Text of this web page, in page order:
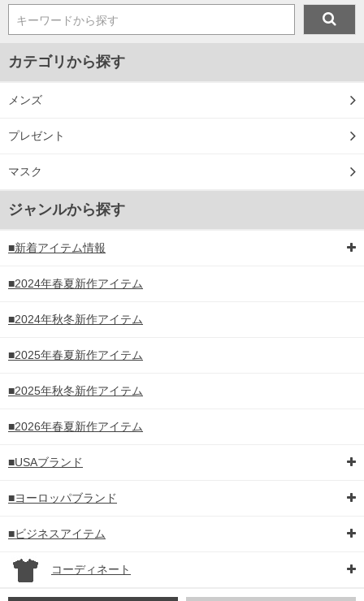
キーワードから探す
カテゴリから探す
メンズ
プレゼント
マスク
ジャンルから探す
■新着アイテム情報
■2024年春夏新作アイテム
■2024年秋冬新作アイテム
■2025年春夏新作アイテム
■2025年秋冬新作アイテム
■2026年春夏新作アイテム
■USAブランド
■ヨーロッパブランド
■ビジネスアイテム
コーディネート